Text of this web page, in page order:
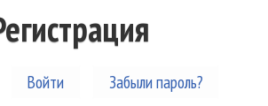
вкладка)
Войти Забыли пароль?